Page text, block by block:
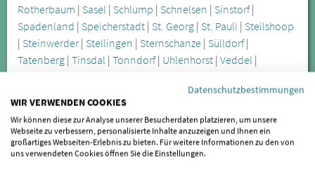
Rotherbaum | Sasel | Schlump | Schnelsen | Sinstorf|
Spadenland | Speicherstadt | St. Georg | St. Pauli | Steilshoop
| Steinwerder | Stellingen | Sternschanze | Sülldorf|
Tatenberg | Tinsdal | Tonndorf| Uhlenhorst | Veddel |
|Wohldorf-Ohlstedt
Weitere Städte im Umkreis von Hamburg:
Oststeinbek
Datenschutzbestimmungen
WIR VERWENDEN COOKIES
Wir können diese zur Analyse unserer Besucherdaten platzieren, um unsere
Webseite zu verbessern, personalisierte Inhalte anzuzeigen und Ihnen ein
großartiges Webseiten-Erlebnis zu bieten. Für weitere Informationen zu den von
uns verwendeten Cookies öffnen Sie die Einstellungen.